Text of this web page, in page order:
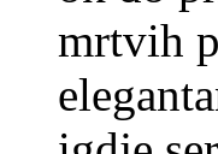
mrtvih